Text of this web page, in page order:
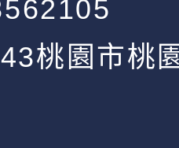
桃園市桃